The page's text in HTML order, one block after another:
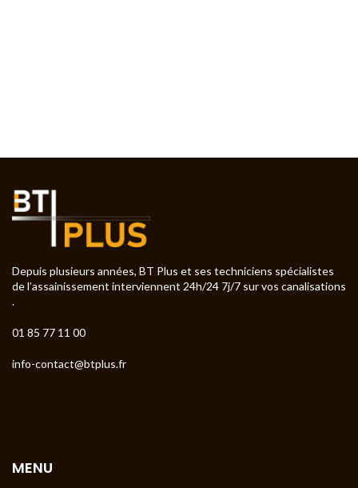
Depuis plusieurs années, BT Plus et ses techniciens spécialistes
de l’assainissement interviennent 24h/24 7j/7 sur vos canalisations
.
01 85 77 11 00
info-contact@btplus.fr
MENU